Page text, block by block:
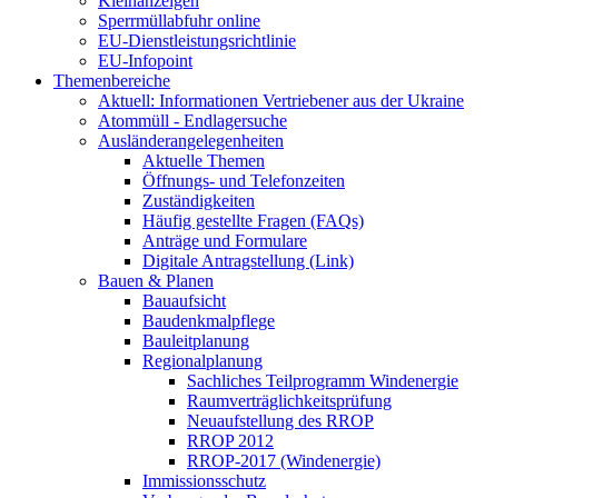
Sperrmüllabfuhr online
EU-Dienstleistungsrichtlinie
EU-Infopoint
Themenbereiche
Aktuell: Informationen Vertriebener aus der Ukraine
Atommüll - Endlagersuche
Ausländerangelegenheiten
Aktuelle Themen
Öffnungs- und Telefonzeiten
Zuständigkeiten
Häufig gestellte Fragen (FAQs)
Anträge und Formulare
Digitale Antragstellung (Link)
Bauen & Planen
Bauaufsicht
Baudenkmalpflege
Bauleitplanung
Regionalplanung
Sachliches Teilprogramm Windenergie
Raumverträglichkeitsprüfung
Neuaufstellung des RROP
RROP 2012
RROP-2017 (Windenergie)
Immissionsschutz